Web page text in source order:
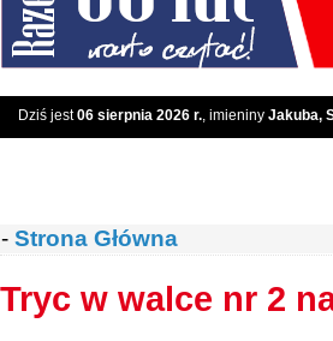
Dziś jest06 sierpnia 2026 r., imieniny Jakuba,
- Strona Główna
Tryc w walce nr 2